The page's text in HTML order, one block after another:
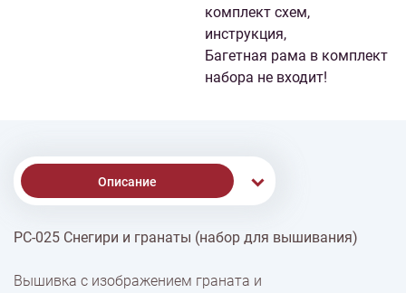
комплект схем,
инструкция,
Багетная рама в комплект
набора не входит!
Описание
% Скидки
РС-025 Снегири и гранаты (набор для вышивания)
Вышивка с изображением граната и